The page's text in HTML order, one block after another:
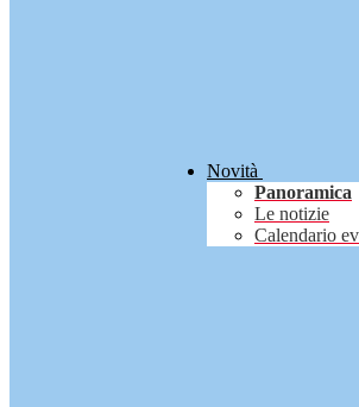
Novità
Panoramica
Le notizie
Calendario